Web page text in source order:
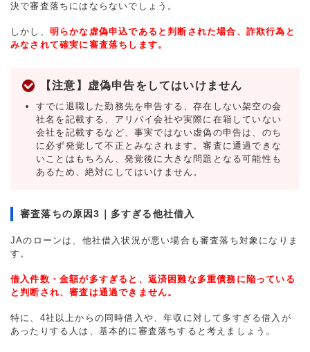
決で審査落ちにはならないでしょう。
しかし、 明らかな虚偽申込であると判断された場合、詐欺行為と
みなされて確実に審査落ちします。
【注意】虚偽申告をしてはいけません
すでに退職した勤務先を申告する、存在しない架空の会
社名を記載する、アリバイ会社や実際に在籍していない
会社を記載するなど、事実ではない虚偽の申告は、のち
に必ず発覚して不正とみなされます。審査に通過できな
いことはもちろん、発覚後に大きな問題となる可能性も
あるため、絶対にしてはいけません。
審査落ちの原因3｜多すぎる他社借入
JAのローンは、他社借入状況が悪い場合も審査落ち対象になりま
す。
借入件数・金額が多すぎると、返済困難な多重債務に陥っている
と判断され、審査は通過できません。
特に、4社以上からの同時借入や、年収に対して多すぎる借入が
あったりする人は、基本的に審査落ちすると考えましょう。